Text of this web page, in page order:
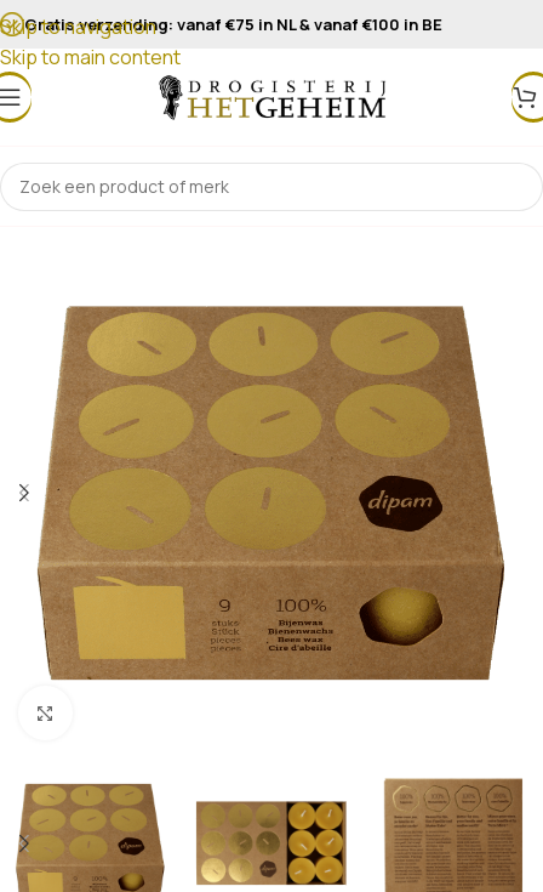
Skip to navigation
Skip to main content
Gratis verzending: vanaf €75 in NL & vanaf €100 in BE